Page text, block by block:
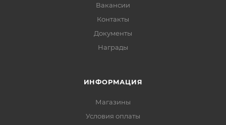
Вакансии
Контакты
Документы
Награды
ИНФОРМАЦИЯ
Магазины
Условия оплаты